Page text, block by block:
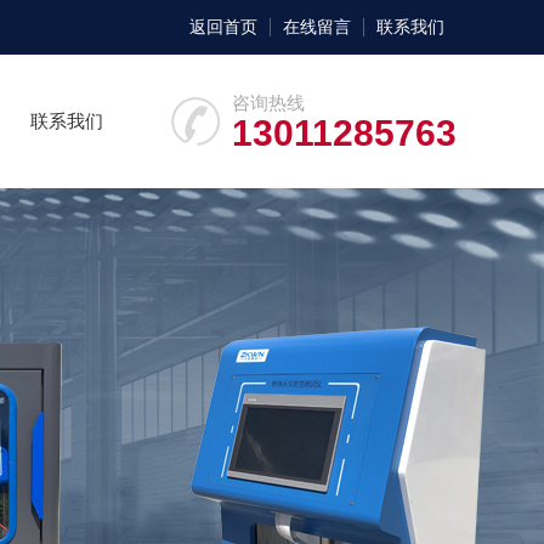
返回首页 在线留言 联系我们
咨询热线
13011285763
联系我们